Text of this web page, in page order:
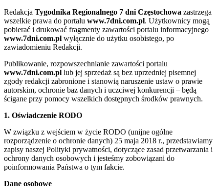
Redakcja Tygodnika Regionalnego 7 dni Częstochowa zastrzega
wszelkie prawa do portalu www.7dni.com.pl. Użytkownicy mogą
pobierać i drukować fragmenty zawartości portalu informacyjnego
www.7dni.com.pl wyłącznie do użytku osobistego, po
zawiadomieniu Redakcji.
Publikowanie, rozpowszechnianie zawartości portalu
www.7dni.com.pl lub jej sprzedaż są bez uprzedniej pisemnej
zgody redakcji zabronione i stanowią naruszenie ustaw o prawie
autorskim, ochronie baz danych i uczciwej konkurencji – będą
ścigane przy pomocy wszelkich dostępnych środków prawnych.
1. Oświadczenie RODO
W związku z wejściem w życie RODO (unijne ogólne
rozporządzenie o ochronie danych) 25 maja 2018 r., przedstawiamy
zapisy naszej Polityki prywatności, dotyczące zasad przetwarzania i
ochrony danych osobowych i jesteśmy zobowiązani do
poinformowania Państwa o tym fakcie.
Dane osobowe